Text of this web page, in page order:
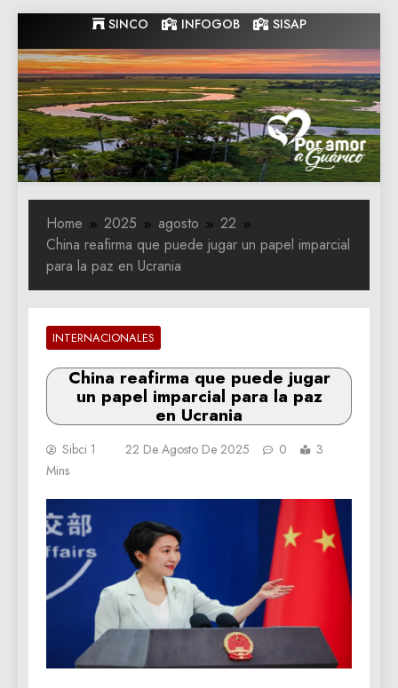
to
content
SINCO INFOGOB SISAP
Gobernacion
de Guarico
Gobernacion de Guarico
Home 2025 agosto
22
China reafirma que puede jugar un papel imparcial
para la paz en Ucrania
INTERNACIONALES
China reafirma que puede jugar
un papel imparcial para la paz
en Ucrania
Sibci 1 22 De Agosto De 2025 0
3
Mins